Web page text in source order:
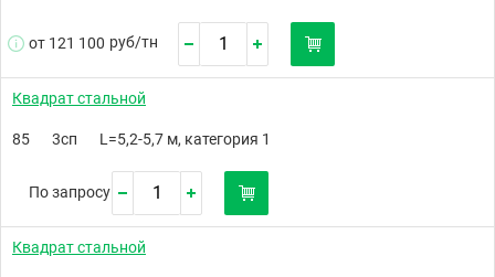
от 121 100 руб/тн
Квадрат стальной
85 3сп L=5,2-5,7 м, категория 1
По запросу
Квадрат стальной